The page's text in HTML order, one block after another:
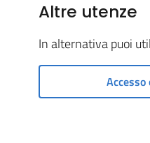
Altre utenze
In alternativa puoi